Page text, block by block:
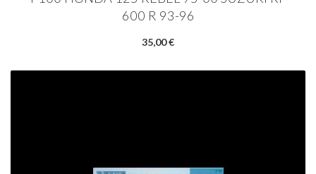
600 R 93-96
35,00 €